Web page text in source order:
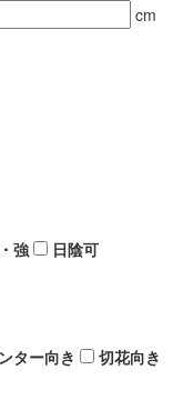
cm
強
日陰可
ター向き
切花向き